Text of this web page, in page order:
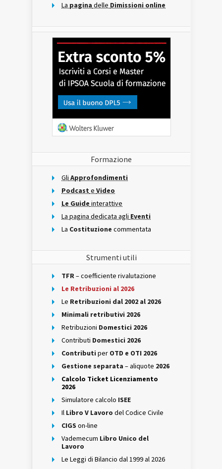
La pagina delle Dimissioni online
Formazione
Gli Approfondimenti
Podcast e Video
Le Guide interattive
La pagina dedicata agli Eventi
La Costituzione commentata
Strumenti utili
TFR– coefficiente rivalutazione
Le Retribuzioni al 2026
Le Retribuzioni dal 2002 al 2026
Minimali retributivi 2026
Retribuzioni Domestici 2026
Contributi Domestici 2026
Contributi per OTD e OTI 2026
Gestione separata – aliquote 2026
Calcolo Ticket Licenziamento
2026
Simulatore calcolo ISEE
Il Libro V Lavoro del Codice Civile
CIGS on-line
Vademecum Libro Unico del
Lavoro
Le Leggi di Bilancio dal 1999 al 2026